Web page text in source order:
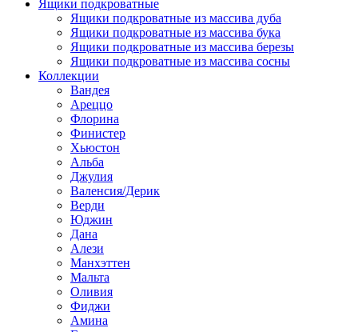
Ящики подкроватные
Ящики подкроватные из массива дуба
Ящики подкроватные из массива бука
Ящики подкроватные из массива березы
Ящики подкроватные из массива сосны
Коллекции
Вандея
Ареццо
Флорина
Финистер
Хьюстон
Альба
Джулия
Валенсия/Дерик
Верди
Юджин
Дана
Алези
Манхэттен
Мальта
Оливия
Фиджи
Амина